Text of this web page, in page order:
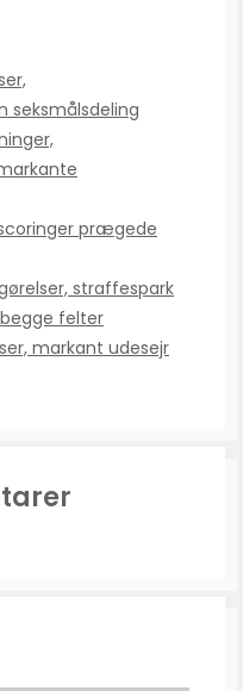
seksmålsdeling
prægede
straffespark
felter
markant udesejr